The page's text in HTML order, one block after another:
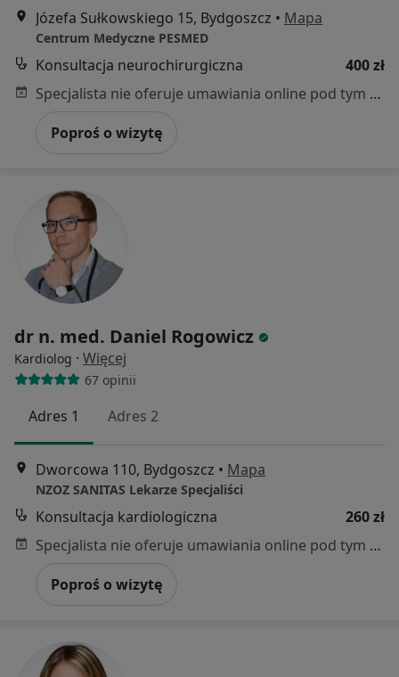
Józefa Sułkowskiego 15, Bydgoszcz • Mapa
Centrum Medyczne PESMED
Konsultacja neurochirurgiczna
400 zł
Specjalista nie oferuje umawiania online pod tym adresem.
Poproś o wizytę
dr n. med. Daniel Rogowicz
Kardiolog · Więcej
67 opinii
Adres 1 Adres 2
Dworcowa 110, Bydgoszcz • Mapa
NZOZ SANITAS Lekarze Specjaliści
Konsultacja kardiologiczna
260 zł
Specjalista nie oferuje umawiania online pod tym adresem.
Poproś o wizytę